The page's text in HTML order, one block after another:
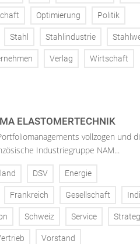
Optimierung Politik
Stahl Stahlindustrie
Verlag Wirtschaft
ELASTOMERTECHNIK
vollzogen und
Industriegruppe NAM...
DSV Energie
Frankreich Gesellschaft
Schweiz Service
Vorstand